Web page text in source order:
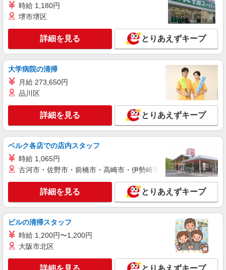
株式会社日本パーソナルビジネス 首都圏支社（KT01_01688）
楽天モバイル／上野広小路店／未経験ok／髪
型自由
詳細を見る
派遣社員 紹介予定派遣
株式会社シエロ
スマホ携帯販売【エーユー】
時給1650円〜 ※残業代支給 ★交通費上限800
円/日 【資格手当制度】 au資格取得で5200〜
11400円/月支給 家電アドバイザー資格をお持ちの
方はグレードに合わせて2500〜5000円/月支給 ※
入社後獲得も対象 【役割手当】 CSA（チーフセ
ールスアドバイザー）に昇格すると16600円/月支
給 ゜+゜・。○。・゜+゜・。○。・゜+゜ 入社祝
い金10万円支給(規定有) お友達を紹介頂くと, イン
センティブ支給(規定有) ★月2回払い・週払い可能
（規程有）★ ゜・。○。・゜+゜・。○。・゜+゜
東京都台東区の家電量販店
キープ 詳細を見る
時給 1,180円
堺市堺区
詳細を見る とりあえずキープ
大学病院の清掃
月給 273,650円
品川区
詳細を見る とりあえずキープ
ベルク各店での店内スタッフ
時給 1,065円
古河市・佐野市・前橋市・高崎市・伊勢崎市・太田市・館林市
詳細を見る とりあえずキープ
ビルの清掃スタッフ
時給 1,200円〜1,200円
大阪市北区
詳細を見る とりあえずキープ